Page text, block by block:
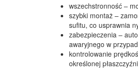
wszechstronność –
szybki montaż –
sufitu, co usprawnia
zabezpieczenia –
awaryjnego w
kontrolowanie
określonej